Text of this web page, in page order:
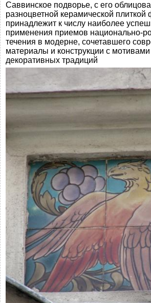
Саввинское подворье, с его
разноцветной керамической плиткой
принадлежит к числу наиболее
применения приемов национально-
течения в модерне, сочетавшего
материалы и конструкции с
декоративных традиций